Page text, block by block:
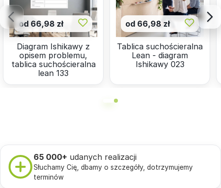
od 66,98 zł
Diagram Ishikawy z
opisem problemu,
tablica suchościeralna
lean 133
od 66,98 zł
Tablica suchościeralna
Lean - diagram
Ishikawy 023
65 000+ udanych realizacji
Słuchamy Cię, dbamy o szczegóły, dotrzymujemy
terminów